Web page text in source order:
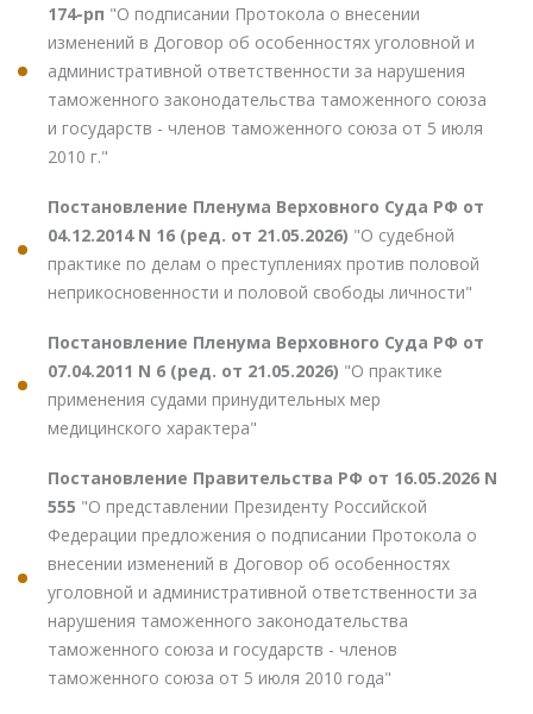
174-рп "О подписании Протокола о внесении
изменений в Договор об особенностях уголовной и
административной ответственности за нарушения
таможенного законодательства таможенного союза
и государств - членов таможенного союза от 5 июля
2010 г."
Постановление Пленума Верховного Суда РФ от
04.12.2014 N 16 (ред. от 21.05.2026) "О судебной
практике по делам о преступлениях против половой
неприкосновенности и половой свободы личности"
Постановление Пленума Верховного Суда РФ от
07.04.2011 N 6 (ред. от 21.05.2026) "О практике
применения судами принудительных мер
медицинского характера"
Постановление Правительства РФ от 16.05.2026 N
555 "О представлении Президенту Российской
Федерации предложения о подписании Протокола о
внесении изменений в Договор об особенностях
уголовной и административной ответственности за
нарушения таможенного законодательства
таможенного союза и государств - членов
таможенного союза от 5 июля 2010 года"